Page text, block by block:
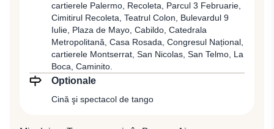
cartierele Palermo, Recoleta, Parcul 3 Februarie,
Cimitirul Recoleta, Teatrul Colon, Bulevardul 9
Iulie, Plaza de Mayo, Cabildo, Catedrala
Metropolitană, Casa Rosada, Congresul Național,
cartierele Montserrat, San Nicolas, San Telmo, La
Boca, Caminito.
Optionale
Cină şi spectacol de tango